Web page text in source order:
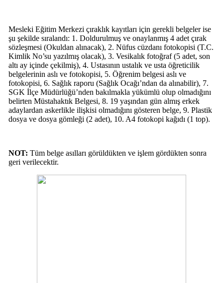
Mesleki Eğitim Merkezi çıraklık kayıtları için gerekli belgeler ise
şu şekilde sıralandı: 1. Doldurulmuş ve onaylanmış 4 adet çırak
sözleşmesi (Okuldan alınacak), 2. Nüfus cüzdanı fotokopisi (T.C.
Kimlik No’su yazılmış olacak), 3. Vesikalık fotoğraf (5 adet, son
altı ay içinde çekilmiş), 4. Ustasının ustalık ve usta öğreticilik
belgelerinin aslı ve fotokopisi, 5. Öğrenim belgesi aslı ve
fotokopisi, 6. Sağlık raporu (Sağlık Ocağı’ndan da alınabilir), 7.
SGK İlçe Müdürlüğü’nden bakılmakla yükümlü olup olmadığını
belirten Müstahaktık Belgesi, 8. 19 yaşından gün almış erkek
adaylardan askerlikle ilişkisi olmadığını gösteren belge, 9. Plastik
dosya ve dosya gömleği (2 adet), 10. A4 fotokopi kağıdı (1 top).
NOT: Tüm belge asılları görüldükten ve işlem gördükten sonra
geri verilecektir.